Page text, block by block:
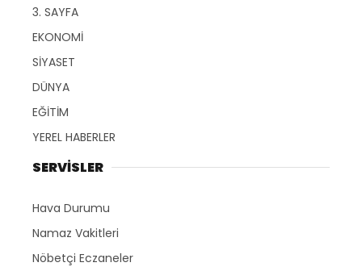
3. SAYFA
EKONOMİ
SİYASET
DÜNYA
EĞİTİM
YEREL HABERLER
SERVİSLER
Hava Durumu
Namaz Vakitleri
Nöbetçi Eczaneler